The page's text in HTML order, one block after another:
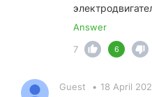
Answer
7
6
Guest • 18 April